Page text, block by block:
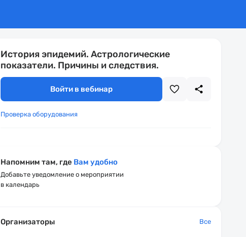
История эпидемий. Астрологические
показатели. Причины и следствия.
Войти в вебинар
Проверка оборудования
Напомним там, где Вам удобно
Добавьте уведомление о мероприятии
в календарь
Организаторы Все